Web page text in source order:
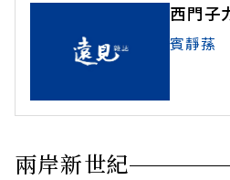
西門子
賓靜蓀
兩岸新世紀